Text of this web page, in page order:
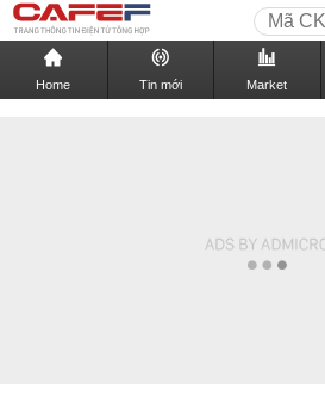
Home Tin mới Market